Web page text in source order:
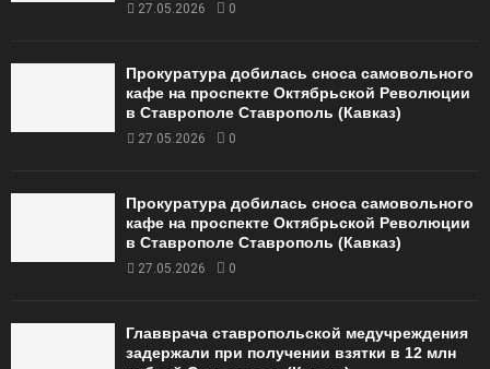
27.05.2026 0
Прокуратура добилась сноса самовольного
кафе на проспекте Октябрьской Революции
в Ставрополе Ставрополь (Кавказ)
27.05.2026 0
Прокуратура добилась сноса самовольного
кафе на проспекте Октябрьской Революции
в Ставрополе Ставрополь (Кавказ)
27.05.2026 0
Главврача ставропольской медучреждения
задержали при получении взятки в 12 млн